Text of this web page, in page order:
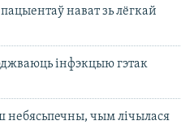
нават зь лёгкай
інфэкцыю гэтак
небясьпечны, чым лічылася